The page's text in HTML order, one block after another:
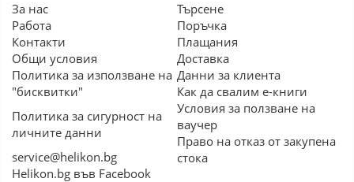
За нас
Работа
Контакти
Общи условия
Политика за използване на
"бисквитки"
Политика за сигурност на
личните данни
service@helikon.bg
Helikon.bg във Facebook
Търсене
Поръчка
Плащания
Доставка
Данни за клиента
Как да свалим е-книги
Условия за ползване на
ваучер
Право на отказ от закупена
стока